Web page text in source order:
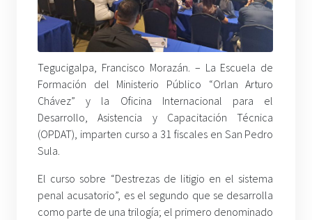
Tegucigalpa, Francisco Morazán. – La Escuela de
Formación del Ministerio Público “Orlan Arturo
Chávez” y la Oficina Internacional para el
Desarrollo, Asistencia y Capacitación Técnica
(OPDAT), imparten curso a 31 fiscales en San Pedro
Sula.
El curso sobre “Destrezas de litigio en el sistema
penal acusatorio”, es el segundo que se desarrolla
como parte de una trilogía; el primero denominado